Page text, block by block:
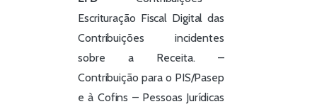
Escrituração Fiscal Digital das
Contribuições incidentes
sobre a Receita. –
Contribuição para o PIS/Pasep
e à Cofins – Pessoas Jurídicas